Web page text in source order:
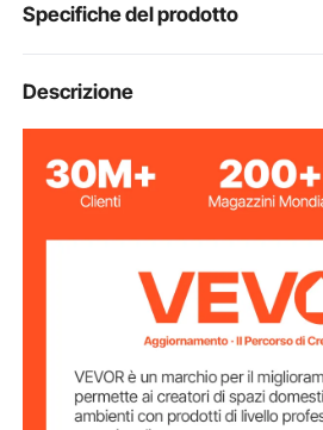
Specifiche del prodotto
Numero modello
articolo
Formato di
stampa
2-8,5
mm
203 DPI
Capacità della
batteria
2600 mAh
Descrizione